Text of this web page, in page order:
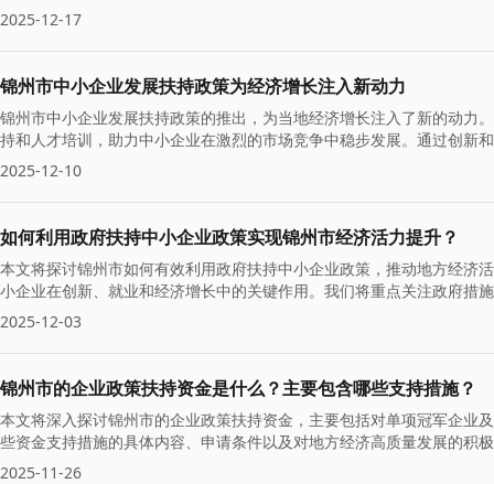
2025-12-17
锦州市中小企业发展扶持政策为经济增长注入新动力
锦州市中小企业发展扶持政策的推出，为当地经济增长注入了新的动力
持和人才培训，助力中小企业在激烈的市场竞争中稳步发展。通过创新
2025-12-10
如何利用政府扶持中小企业政策实现锦州市经济活力提升？
本文将探讨锦州市如何有效利用政府扶持中小企业政策，推动地方经济
小企业在创新、就业和经济增长中的关键作用。我们将重点关注政府措
路。
2025-12-03
锦州市的企业政策扶持资金是什么？主要包含哪些支持措施？
本文将深入探讨锦州市的企业政策扶持资金，主要包括对单项冠军企业
些资金支持措施的具体内容、申请条件以及对地方经济高质量发展的积
2025-11-26